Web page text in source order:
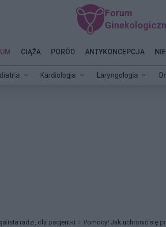
Forum
Kardiologia Laryngologia
CIĄŻA PORÓD ANTYKONCEPCJA
radzi, dla pacjentki Pomocy! Jak uchronić się